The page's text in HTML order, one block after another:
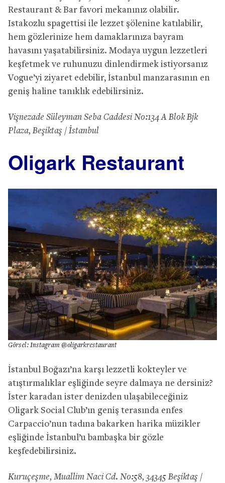
Restaurant & Bar favori mekanınız olabilir.
Istakozlu spagettisi ile lezzet şölenine katılabilir,
hem gözlerinize hem damaklarınıza bayram
havasını yaşatabilirsiniz. Modaya uygun lezzetleri
keşfetmek ve ruhunuzu dinlendirmek istiyorsanız
Vogue’yi ziyaret edebilir, İstanbul manzarasının en
geniş haline tanıklık edebilirsiniz.
Vişnezade Süleyman Seba Caddesi No:134 A Blok Bjk
Plaza, Beşiktaş / İstanbul
Oligark Restaurant
Görsel: Instagram @oligarkrestaurant
İstanbul Boğazı’na karşı lezzetli kokteyler ve
atıştırmalıklar eşliğinde seyre dalmaya ne dersiniz?
İster karadan ister denizden ulaşabileceğiniz
Oligark Social Club’ın geniş terasında enfes
Carpaccio’nun tadına bakarken harika müzikler
eşliğinde İstanbul’u bambaşka bir gözle
keşfedebilirsiniz.
Kuruçeşme, Muallim Naci Cd. No:58, 34345 Beşiktaş /